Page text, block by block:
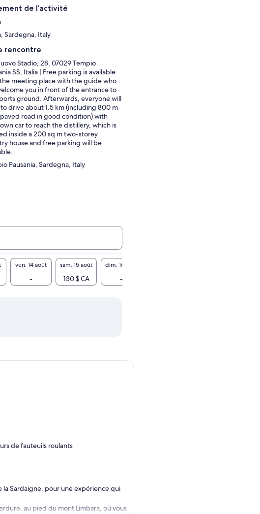
de l’activité
Sardegna, Italy
rencontre
Stadio, 28, 07029 Tempio
SS, Italia | Free parking is available
meeting place with the guide who
you in front of the entrance to
ground. Afterwards, everyone will
drive about 1.5 km (including 800 m
road in good condition) with
car to reach the distillery, which is
inside a 200 sq m two-storey
house and free parking will be
Pausania, Sardegna, Italy
ven. 14 août
-
sam. 15 août
130 $ CA
dim. 16 août
-
de fauteuils roulants
la Sardaigne, pour une expérience qui
au pied du mont Limbara, où vous